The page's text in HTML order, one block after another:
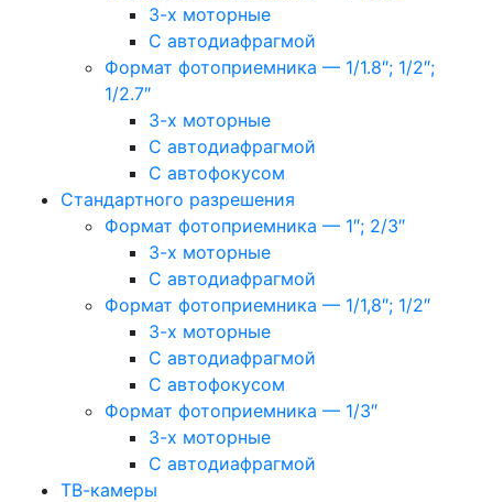
3-х моторные
С автодиафрагмой
Формат фотоприемника — 1/1.8″; 1/2″;
1/2.7″
3-х моторные
С автодиафрагмой
С автофокусом
Стандартного разрешения
Формат фотоприемника — 1″; 2/3″
3-х моторные
С автодиафрагмой
Формат фотоприемника — 1/1,8″; 1/2″
3-х моторные
С автодиафрагмой
С автофокусом
Формат фотоприемника — 1/3″
3-х моторные
С автодиафрагмой
ТВ-камеры